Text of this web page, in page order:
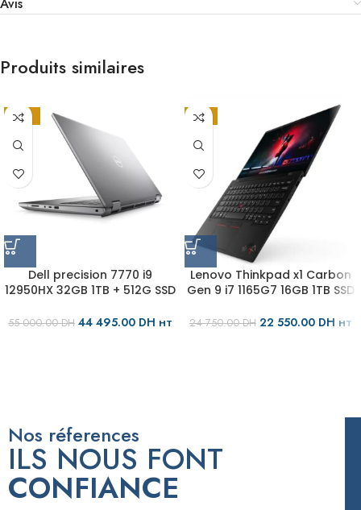
Produits similaires
-19%
Dell precision 7770 i9
12950HX 32GB 1TB + 512G SSD
55 000.00DH 44 495.00 DH HT
-9%
Lenovo Thinkpad x1 Carbon
Gen 9 i7 1165G7 16GB 1TB SSD
24 750.00DH 22 550.00 DH HT
Nos réferences
ILS NOUS FONT
CONFIANCE